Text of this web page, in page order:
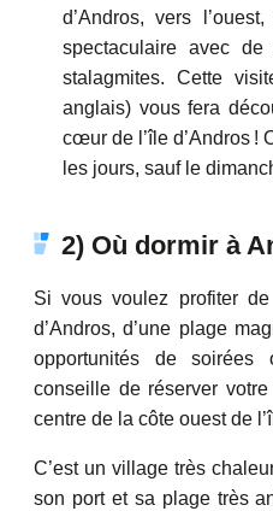
d’Andros, vers
spectaculaire avec de
stalagmites. Cette
anglais) vous fera
cœur de l’île d’Andros !
les jours, sauf le
2) Où dormir à
Si vous voulez profiter
d’Andros, d’une plage
opportunités de soirées
conseille de réserver votre
centre de la côte ouest de
C’est un village très
son port et sa plage très